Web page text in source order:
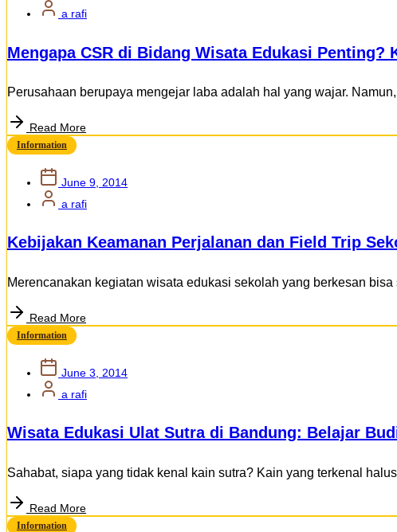
a rafi
Mengapa CSR di Bidang Wisata Edukasi Penting?
Perusahaan berupaya mengejar laba adalah hal yang wajar.
Read More
Information
June 9, 2014
a rafi
Kebijakan Keamanan Perjalanan dan Field Trip
Merencanakan kegiatan wisata edukasi sekolah yang berkesan
Read More
Information
June 3, 2014
a rafi
Wisata Edukasi Ulat Sutra di Bandung: Belajar
Sahabat, siapa yang tidak kenal kain sutra? Kain yang terkenal
Read More
Information